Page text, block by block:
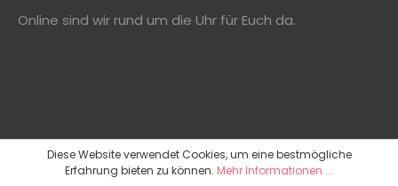
Online sind wir rund um die Uhr für Euch da.
Diese Website verwendet Cookies, um eine bestmögliche
Erfahrung bieten zu können. Mehr Informationen ...